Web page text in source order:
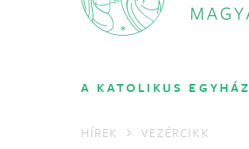
A KATOLIKUS EGYHÁZ
HÍREK VEZÉRCIKK